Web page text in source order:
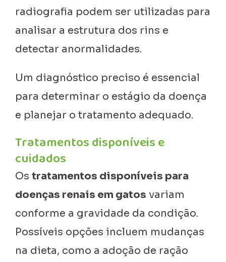
radiografia podem ser utilizadas para
analisar a estrutura dos rins e
detectar anormalidades.
Um diagnóstico preciso é essencial
para determinar o estágio da doença
e planejar o tratamento adequado.
Tratamentos disponíveis e
cuidados
Os tratamentos disponíveis para
doenças renais em gatos variam
conforme a gravidade da condição.
Possíveis opções incluem mudanças
na dieta, como a adoção de ração